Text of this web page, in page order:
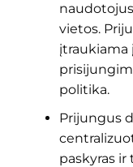
vietos.
įtraukiama
politika.
Prijungus
paskyras ir